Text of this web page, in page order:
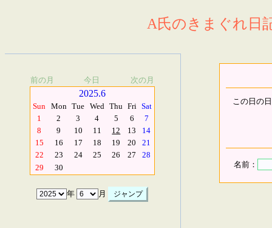
A氏のきまぐれ日
前の月 今日 次の月
2025.6
Sun Mon Tue Wed Thu Fri Sat
1
2 3 4 5 6
7
8
9 10 11 12 13
14
15
16 17 18 19 20
21
22
23 24 25 26 27
28
29
30
年 月
この日の
名前：